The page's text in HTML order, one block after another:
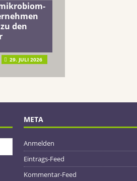
den
29. JULI 2026
META
Anmelden
Eintrags-Feed
Kommentar-Feed